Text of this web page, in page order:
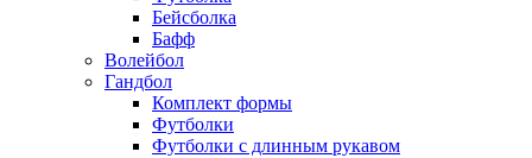
Бейсболка
Бафф
Волейбол
Гандбол
Комплект формы
Футболки
Футболки с длинным рукавом